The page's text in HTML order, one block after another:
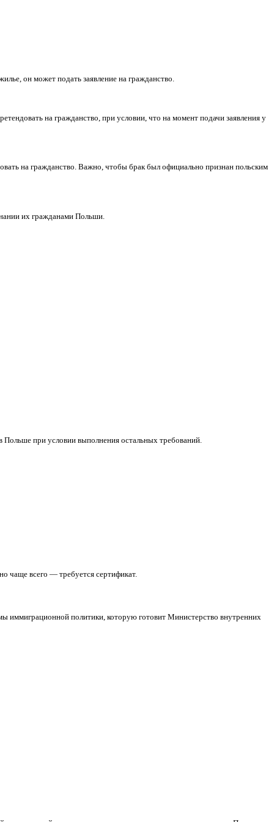
доход и постоянное жилье, он может подать
и т.п.), он также может претендовать на гражданство, при
ПМЖ, он может претендовать на гражданство. Важно,
гражданство.